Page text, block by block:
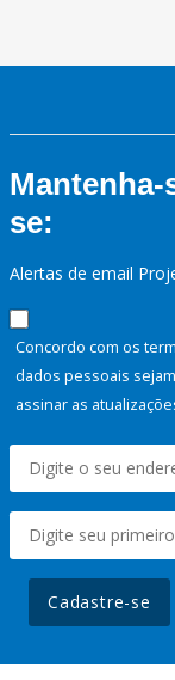
se:
Alertas de email
Concordo com os
dados pessoais
assinar as
Cadastre-se